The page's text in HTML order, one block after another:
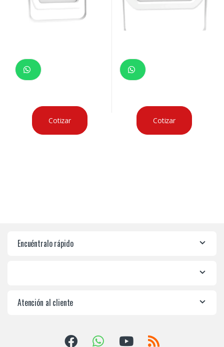
Cotizar Cotizar
Encuéntralo rápido
Atención al cliente